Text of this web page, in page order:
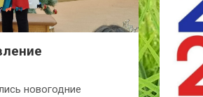
новогодние